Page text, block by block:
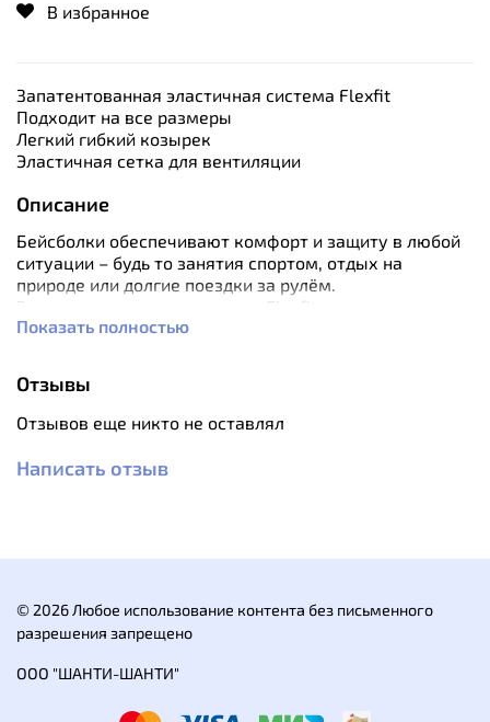
В избранное
Запатентованная эластичная система Flexfit
Подходит на все размеры
Легкий гибкий козырек
Эластичная сетка для вентиляции
Описание
Бейсболки обеспечивают комфорт и защиту в любой
ситуации – будь то занятия спортом, отдых на
природе или долгие поездки за рулём.
Запатентованная технология Flexfit подстраивается
под ваш размер головы, а легкий козырёк и
выбором даже в самую жаркую погоду.
Показать полностью
Отзывы
Отзывов еще никто не оставлял
Написать отзыв
© 2026 Любое использование контента без письменного
разрешения запрещено
ООО "ШАНТИ-ШАНТИ"